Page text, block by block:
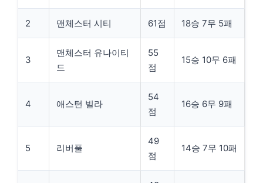
2 맨체스터 시티 61점 18승 7무 5패
3
맨체스터 유나이티
드
55
점
15승 10무 6패
4 애스턴 빌라
54
점
16승 6무 9패
5 리버풀
49
점
14승 7무 10패